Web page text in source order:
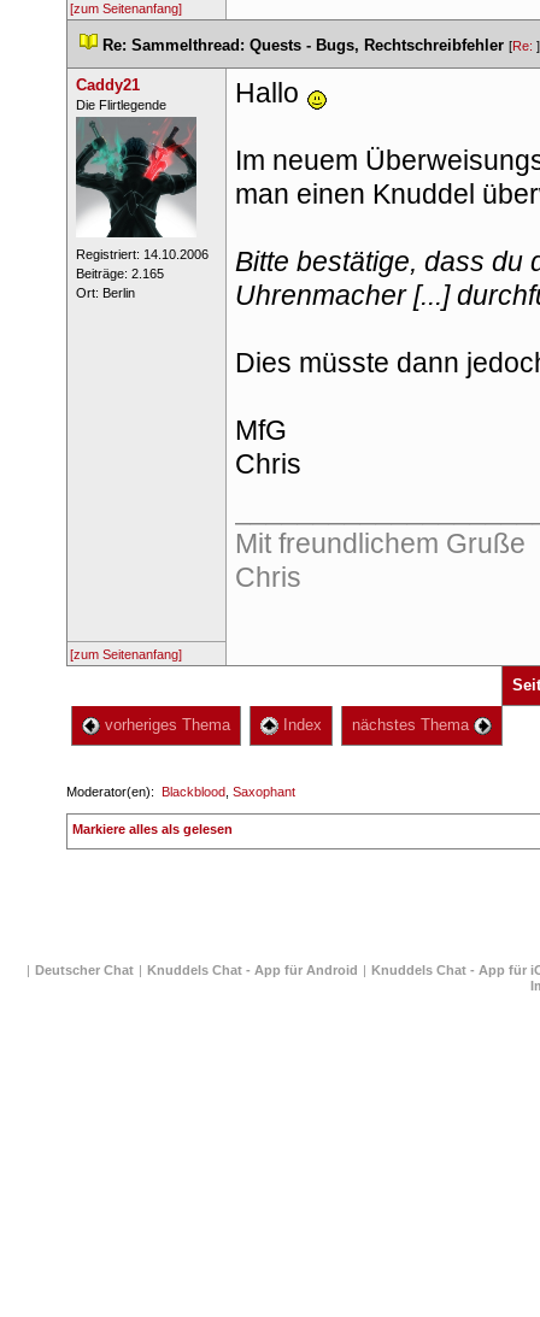
[zum Seitenanfang]
Re: Sammelthread: Quests - Bugs, Rechtschreibfehler [Re:
Caddy21
​Die Flirtlegende
Registriert: 14.10.2006
Beiträge: 2.165
Ort: Berlin
Hallo
Im neuem
man einen Knuddel
Bitte bestätige, dass du
Uhrenmacher [...]
Dies müsste dann
MfG
Chri
Mit freundlichem Gruße
Chri
[zum Seitenanfang]
vorheriges Thema Index nächstes Thema
Moderator(en): Blackblood Saxophant
Markiere alles als gelesen
| Deutscher Chat | Knuddels Chat - App für Android | Knuddels Chat - App für